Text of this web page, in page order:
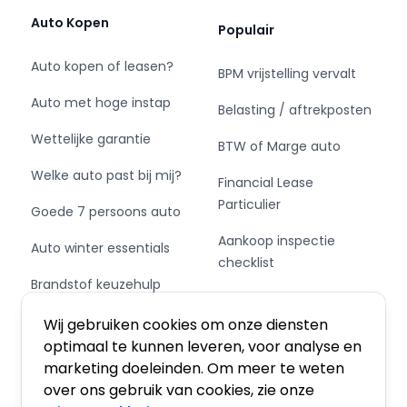
Wij gebruiken cookies om onze diensten
optimaal te kunnen leveren, voor analyse en
marketing doeleinden. Om meer te weten
over ons gebruik van cookies, zie onze
• Brussel: Via de E314 rijd je ongeveer 2 uur;
ongeveer 1 uur en 15 min.
Meer informatie? Bezoek BAS World online!
Auto Kopen
Auto kopen of leasen?
Auto met hoge instap
Wettelijke garantie
Welke auto past bij mij?
Goede 7 persoons auto
Auto winter essentials
Brandstof keuzehulp
Schakel of automaat?
Populair
BPM vrijstelling vervalt
Belasting / aftrekposten
BTW of Marge auto
Financial Lease
Particulier
Aankoop inspectie
checklist
Private Leasen,
Financieren of Kopen?